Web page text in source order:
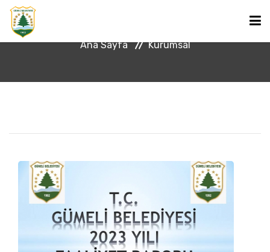
HABERLER
GÜMELİ HAKKINDA
2023 Yılı Faaliyet Raporu
Ana Sayfa Kurumsal